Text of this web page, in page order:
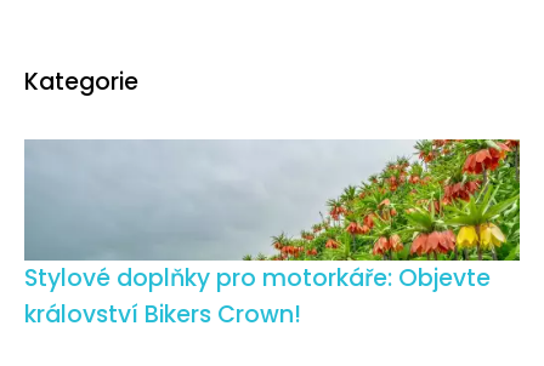
Kategorie
Stylové doplňky pro motorkáře: Objevte
království Bikers Crown!